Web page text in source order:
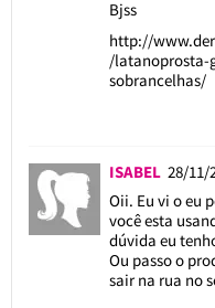
Bjss
http://
/latanoprosta-
sobrancelhas/
ISABEL 28/11/
Oii. Eu vi o eu
você esta
dúvida eu
Ou passo o
sair na rua no